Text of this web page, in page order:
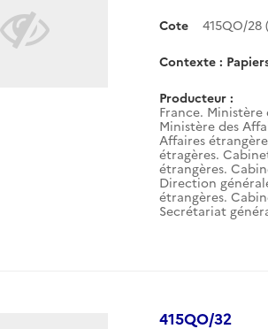
Cote 415QO/
Contexte :
Producteur :
France.
Ministère des
Affaires
étragères.
étrangères.
Direction
étrangères.
Secrétariat
415QO/32